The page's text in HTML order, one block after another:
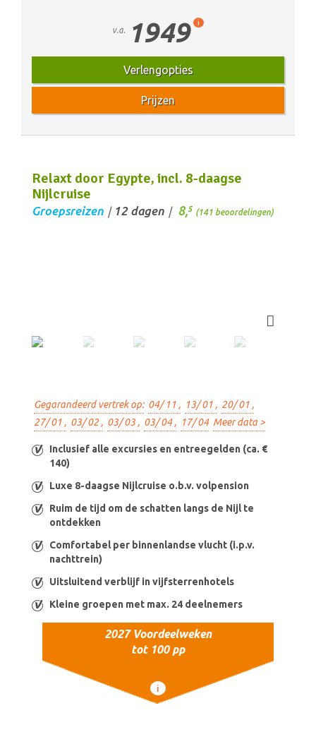
v.a. 1949 i
Verlengopties
Prijzen
Relaxt door Egypte, incl. 8-daagse
Nijlcruise
Groepsreizen / 12 dagen / 8,5 (141 beoordelingen)
Gegarandeerd vertrek op: 04/ 11 , 13/ 01 , 20/ 01 ,
27/ 01 , 03/ 02 , 03/ 03 , 03/ 04 , 17/ 04 Meer data >
Inclusief alle excursies en entreegelden (ca. €
140)
Luxe 8-daagse Nijlcruise o.b.v. volpension
Ruim de tijd om de schatten langs de Nijl te
ontdekken
Comfortabel per binnenlandse vlucht (i.p.v.
nachttrein)
Uitsluitend verblijf in vijfsterrenhotels
Kleine groepen met max. 24 deelnemers
2027 Voordeelweken
tot 100 pp
i